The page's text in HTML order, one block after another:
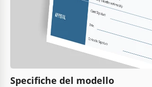
Specifiche del modello